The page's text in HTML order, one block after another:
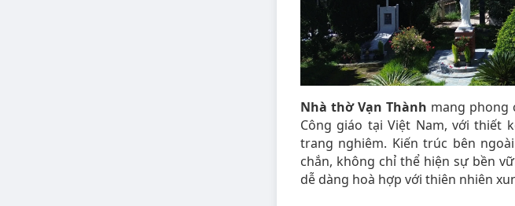
Nhà thờ Vạn Thành mang phong
Công giáo tại Việt Nam, với thiết
trang nghiêm. Kiến trúc bên
chắn, không chỉ thể hiện sự bền
dễ dàng hoà hợp với thiên nhiên